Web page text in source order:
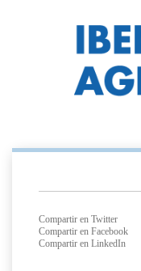
Compartir en Twitter
Compartir en Facebook
Compartir en LinkedIn